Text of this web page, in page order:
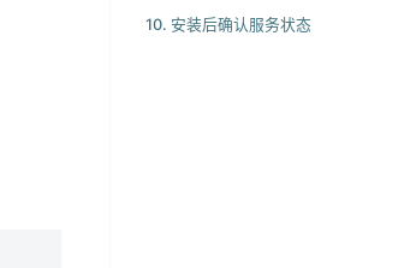
10. 安装后确认服务状态